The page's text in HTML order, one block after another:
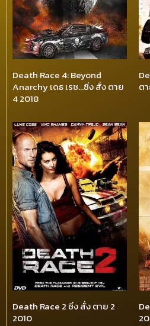
Death Race 4: Beyond
Anarchy เดธ เรซ…ซิ่ง สั่ง ตาย
4 2018
ต
Death Race 2 ซิ่ง สั่ง ตาย 2
2010